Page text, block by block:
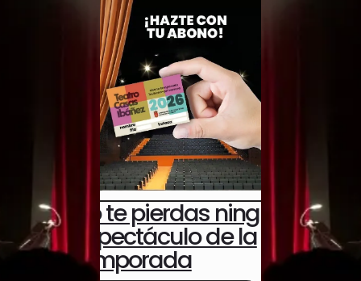
No te pierdas ningún
espectáculo de la
temporada